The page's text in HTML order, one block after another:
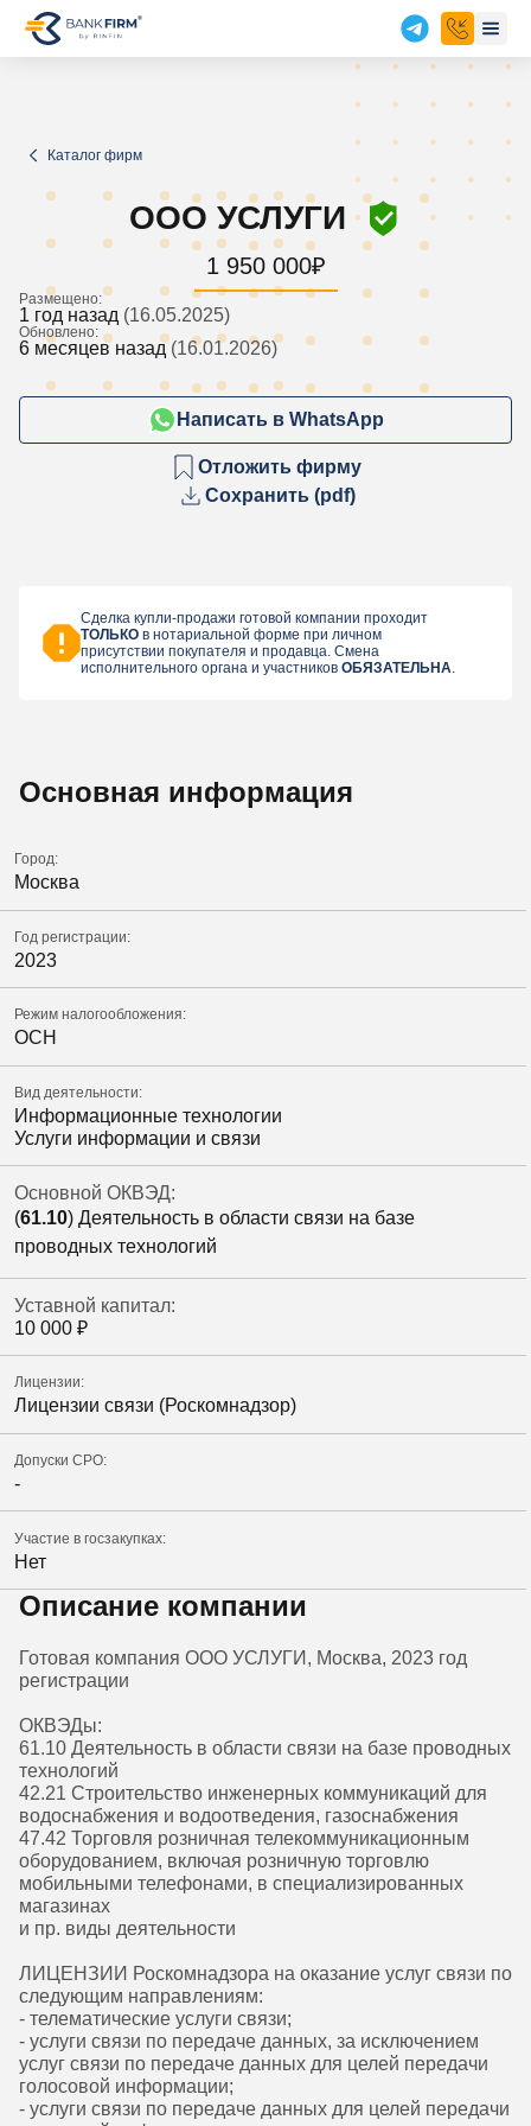
Каталог фирм
ООО УСЛУГИ
1 950 000₽
Размещено:
1 год назад (16.05.2025)
Обновлено:
6 месяцев назад (16.01.2026)
Написать в WhatsApp
Отложить фирму
Сохранить (pdf)
Сделка купли-продажи готовой компании проходит
ТОЛЬКО в нотариальной форме при личном
присутствии покупателя и продавца. Смена
исполнительного органа и участников ОБЯЗАТЕЛЬНА.
Основная информация
Город:
Москва
Год регистрации:
2023
Режим налогообложения:
ОСН
Вид деятельности:
Информационные технологии
Услуги информации и связи
Основной ОКВЭД:
(61.10) Деятельность в области связи на базе
проводных технологий
Уставной капитал:
10 000 ₽
Лицензии:
Лицензии связи (Роскомнадзор)
Допуски СРО:
-
Участие в госзакупках:
Нет
Описание компании
Готовая компания ООО УСЛУГИ, Москва, 2023 год
регистрации
ОКВЭДы:
61.10 Деятельность в области связи на базе проводных
технологий
42.21 Строительство инженерных коммуникаций для
водоснабжения и водоотведения, газоснабжения
47.42 Торговля розничная телекоммуникационным
оборудованием, включая розничную торговлю
мобильными телефонами, в специализированных
магазинах
и пр. виды деятельности
ЛИЦЕНЗИИ Роскомнадзора на оказание услуг связи по
следующим направлениям:
- телематические услуги связи;
- услуги связи по передаче данных, за исключением
услуг связи по передаче данных для целей передачи
голосовой информации;
- услуги связи по передаче данных для целей передачи